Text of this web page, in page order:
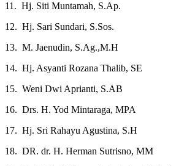
11. Hj. Siti Muntamah, S.Ap.
12. Hj. Sari Sundari, S.Sos.
13. M. Jaenudin, S.Ag.,M.H
14. Hj. Asyanti Rozana Thalib, SE
15. Weni Dwi Aprianti, S.AB
16. Drs. H. Yod Mintaraga, MPA
17. Hj. Sri Rahayu Agustina, S.H
18. DR. dr. H. Herman Sutrisno, MM